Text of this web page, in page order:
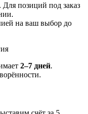
. Для позиций под заказ
на ваш выбор до
2–7 дней.